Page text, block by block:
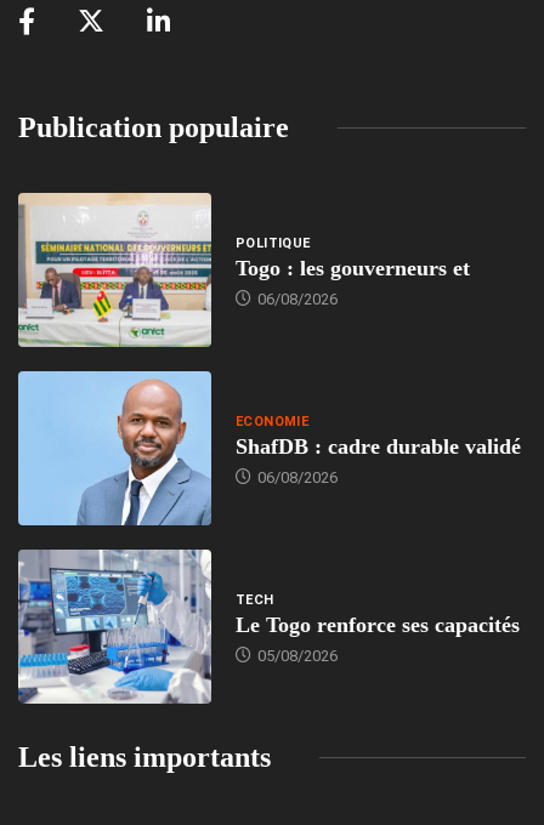
Publication populaire
POLITIQUE
Togo : les gouverneurs et
06/08/2026
ECONOMIE
ShafDB : cadre durable validé
06/08/2026
TECH
Le Togo renforce ses capacités
05/08/2026
Les liens importants